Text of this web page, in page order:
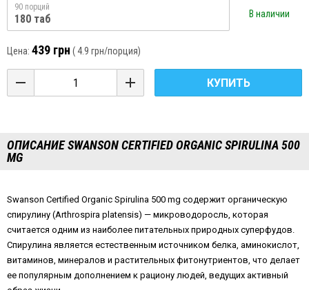
90 порций
180 таб В наличии
Цена: 439 грн (4.9 грн/порция)
КУПИТЬ
ОПИСАНИЕ SWANSON CERTIFIED ORGANIC SPIRULINA 500
MG
Swanson Certified Organic Spirulina 500 mg содержит органическую
спирулину (Arthrospira platensis) — микроводоросль, которая
считается одним из наиболее питательных природных суперфудов.
Спирулина является естественным источником белка, аминокислот,
витаминов, минералов и растительных фитонутриентов, что делает
ее популярным дополнением к рациону людей, ведущих активный